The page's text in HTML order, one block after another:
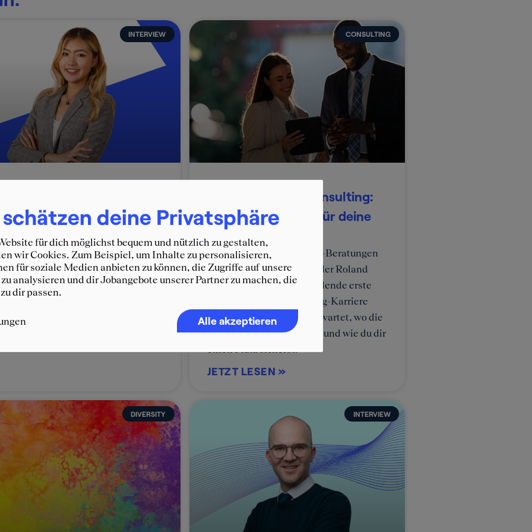
INTERVIEW
Growth at Allianz
Lin started as a Junior Consultant
now a Senior Consultant at
Consulting.
CONSULTING
Spring Week im Consulting:
Der perfekte Start für deine
Karriere
Eine Spring Week bei Top-Beratungen
wie McKinsey, Deloitte oder Roland
Berger kann der entscheidende erste
Schritt in deine Consulting-Karriere
sein. Erfahre, was dich erwartet, wo die
besten Events stattfinden und wie du dir
JETZT LESEN »
DIVERSITY INTERVIEW
deine Privatsphäre
für dich möglichst bequem und nützlich zu gestalten,
wir Cookies. Zum Beispiel, um Inhalte zu personalisieren,
für soziale Medien anbieten zu können, die Zugriffe auf unsere
analysieren und dir Jobangebote unserer Partner zu machen, die
dir passen.
Alle akzeptieren